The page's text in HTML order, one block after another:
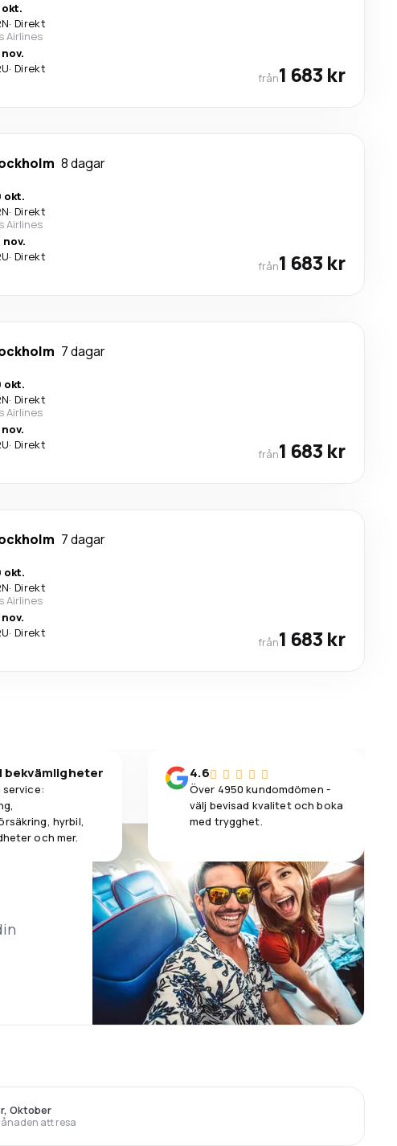
· Direkt
Airlines
· Direkt
från1 683 kr
8 dagar
okt.
· Direkt
Airlines
· Direkt
från1 683 kr
7 dagar
okt.
· Direkt
Airlines
· Direkt
från1 683 kr
7 dagar
okt.
· Direkt
Airlines
· Direkt
från1 683 kr
bekvämligheter
hyrbil,
och mer.
4.6
Över 4950 kundomdömen -
välj bevisad kvalitet och boka
med trygghet.
att resa
Oktober